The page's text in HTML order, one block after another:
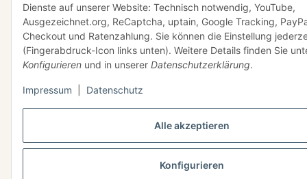
Alle akzeptieren
Konfigurieren
Dienste auf unserer Website: Technisch notwendig, YouTube,
Ausgezeichnet.org, ReCaptcha, uptain, Google Tracking,
Checkout und Ratenzahlung. Sie können die Einstellung
(Fingerabdruck-Icon links unten). Weitere Details finden Sie
Konfigurieren und in unserer Datenschutzerklärung.
Impressum Datenschutz